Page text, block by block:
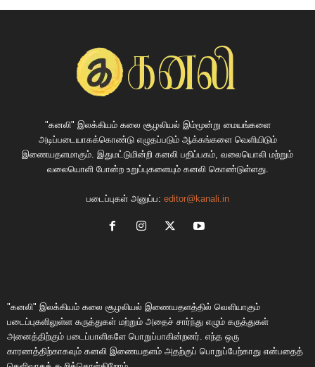
"கனலி" இலக்கியம் கலை சூழலியல் இம்மூன்று மையங்களை
அடிப்படையாகக்கொண்டு எழுதப்படும் ஆக்கங்களை வெளியிடும்
இணையதளமாகும். இதுமட்டுமின்றி கனலி பதிப்பகம், வலையொலி மற்றும்
வலையொளி போன்ற உறுப்புகளையும் கனலி கொண்டுள்ளது.
படைப்புகள் அனுப்ப: editor@kanali.in
"கனலி" இலக்கியம் கலை சூழலியல் இணையதளத்தில் வெளியாகும்
படைப்புகளிலுள்ள கருத்துகள் மற்றும் அதைச் சார்ந்து எழும் கருத்துகள்
அனைத்திற்கும் படைப்பாளிகளே பொறுப்பாகின்றனர். எந்த ஒரு
காரணத்திற்காகவும் கனலி இணையதளம் அதற்குப் பொறுப்பேற்காது என்பதைத்